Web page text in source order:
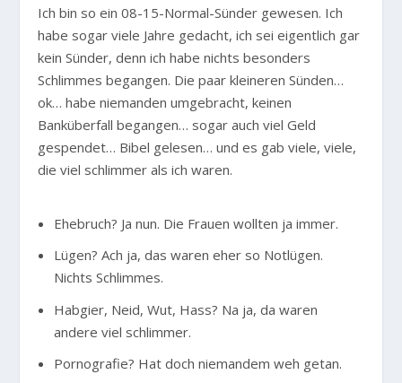
Ich bin so ein 08-15-Normal-Sünder gewesen. Ich
habe sogar viele Jahre gedacht, ich sei eigentlich gar
kein Sünder, denn ich habe nichts besonders
Schlimmes begangen. Die paar kleineren Sünden…
ok… habe niemanden umgebracht, keinen
Banküberfall begangen… sogar auch viel Geld
gespendet… Bibel gelesen… und es gab viele, viele,
die viel schlimmer als ich waren.
Ehebruch? Ja nun. Die Frauen wollten ja immer.
Lügen? Ach ja, das waren eher so Notlügen.
Nichts Schlimmes.
Habgier, Neid, Wut, Hass? Na ja, da waren
andere viel schlimmer.
Pornografie? Hat doch niemandem weh getan.